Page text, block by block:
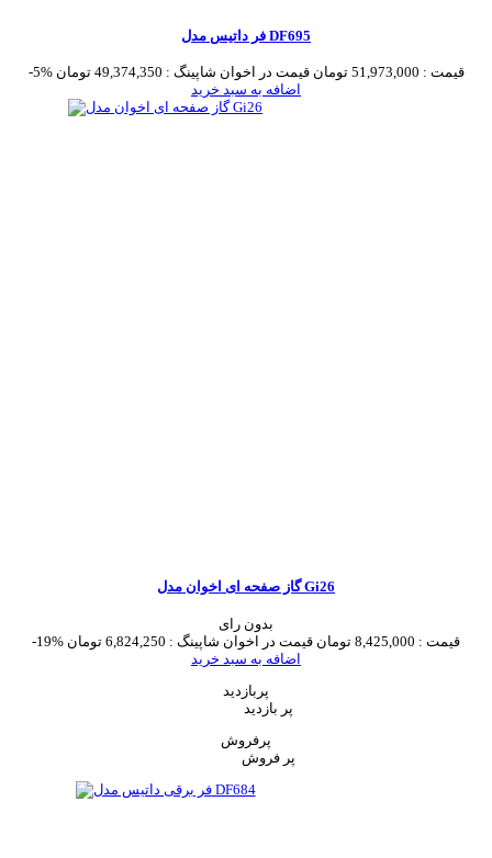
فر داتیس مدل DF695
-5% قیمت : 51,973,000 تومان قیمت در اخوان شاپینگ : 49,374,350 تومان
اضافه به سبد خرید
گاز صفحه ای اخوان مدل Gi26
بدون رای
-19%
قیمت : 8,425,000 تومان قیمت در اخوان شاپینگ : 6,824,250 تومان
اضافه به سبد خرید
پربازدید
پر بازدید
پرفروش